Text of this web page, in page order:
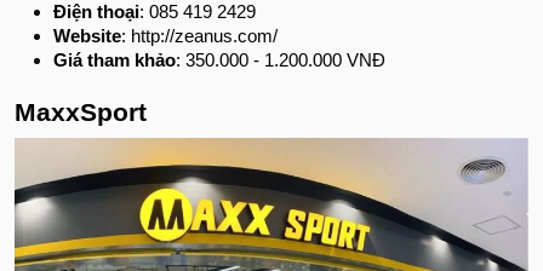
Điện thoại: 085 419 2429
Website: http://zeanus.com/
Giá tham khảo: 350.000 - 1.200.000 VNĐ
MaxxSport